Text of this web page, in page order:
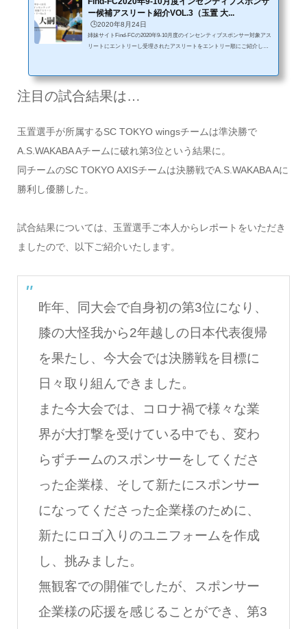
ー候補アスリート紹介VOL.3（玉置 大...
🕒️2020年8月24日
姉妹サイトFind-FCの2020年9-10月度のインセンティブスポンサー対象アス
リートにエントリーし受理されたアスリートをエントリー順にご紹介して
う極めてシンプルな制度です。詳しくはこちらエントリーNO.3 玉置 大嗣
（セパタクロー）玉置選手からの自己紹介メッセージ2012年からセパタク
注目の試合結果は…
玉置選手が所属するSC TOKYO wingsチームは準決勝で
A.S.WAKABA Aチームに破れ第3位という結果に。
同チームのSC TOKYO AXISチームは決勝戦でA.S.WAKABA Aに
勝利し優勝した。
試合結果については、玉置選手ご本人からレポートをいただき
ましたので、以下ご紹介いたします。
昨年、同大会で自身初の第3位になり、
膝の大怪我から2年越しの日本代表復帰
を果たし、今大会では決勝戦を目標に
日々取り組んできました。
また今大会では、コロナ禍で様々な業
界が大打撃を受けている中でも、変わ
らずチームのスポンサーをしてくださ
った企業様、そして新たにスポンサー
になってくださった企業様のために、
新たにロゴ入りのユニフォームを作成
し、挑みました。
無観客での開催でしたが、スポンサー
企業様の応援を感じることができ、第3